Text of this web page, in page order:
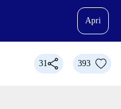
Apri
31 393